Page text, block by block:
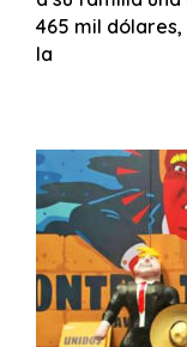
465 mil
la